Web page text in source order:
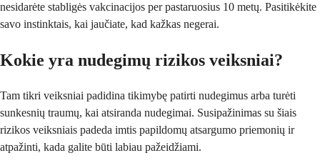
nesidarėte stabligės vakcinacijos per pastaruosius 10 metų. Pasitikėkite
savo instinktais, kai jaučiate, kad kažkas negerai.
Kokie yra nudegimų rizikos veiksniai?
Tam tikri veiksniai padidina tikimybę patirti nudegimus arba turėti
sunkesnių traumų, kai atsiranda nudegimai. Susipažinimas su šiais
rizikos veiksniais padeda imtis papildomų atsargumo priemonių ir
atpažinti, kada galite būti labiau pažeidžiami.